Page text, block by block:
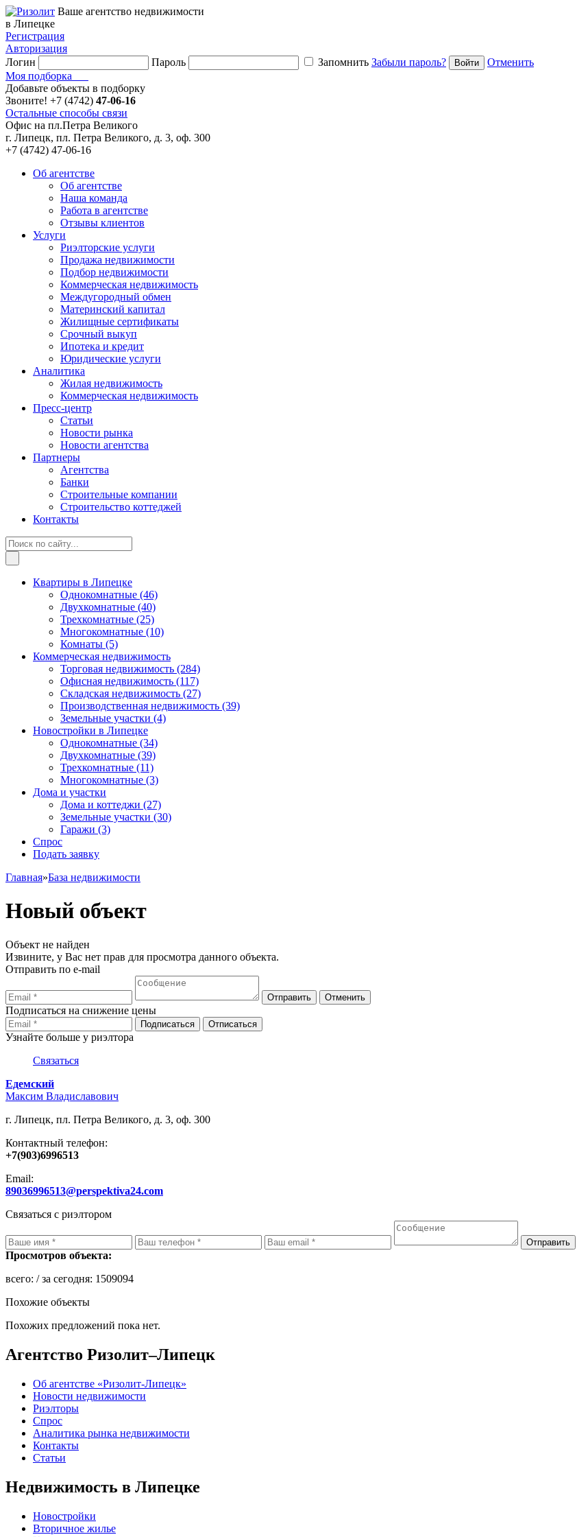
Ваше агентство недвижимости
в Липецке
Регистрация
Авторизация
Логин
Пароль Запомнить Забыли пароль?
Отменить
Моя подборка
Добавьте объекты в подборку
Звоните! +7 (4742) 47-06-16
Остальные способы связи
Офис на пл.Петра Великого
г. Липецк, пл. Петра Великого, д. 3, оф. 300
+7 (4742) 47-06-16
Об агентстве
Об агентстве
Наша команда
Работа в агентстве
Отзывы клиентов
Услуги
Риэлторские услуги
Продажа недвижимости
Подбор недвижимости
Коммерческая недвижимость
Междугородный обмен
Материнский капитал
Жилищные сертификаты
Срочный выкуп
Ипотека и кредит
Юридические услуги
Аналитика
Жилая недвижимость
Коммерческая недвижимость
Пресс-центр
Статьи
Новости рынка
Новости агентства
Партнеры
Агентства
Банки
Строительные компании
Строительство коттеджей
Контакты
Квартиры в Липецке
Однокомнатные (46)
Двухкомнатные (40)
Трехкомнатные (25)
Многокомнатные (10)
Комнаты (5)
Коммерческая недвижимость
Торговая недвижимость (284)
Офисная недвижимость (117)
Складская недвижимость (27)
Производственная недвижимость (39)
Земельные участки (4)
Новостройки в Липецке
Однокомнатные (34)
Двухкомнатные (39)
Трехкомнатные (11)
Многокомнатные (3)
Дома и участки
Дома и коттеджи (27)
Земельные участки (30)
Гаражи (3)
Спрос
Подать заявку
Главная»База недвижимости
Новый объект
Объект не найден
Извините, у Вас нет прав для просмотра данного объекта.
Отправить по e-mail
Подписаться на снижение цены
Узнайте больше у риэлтора
Связаться
Едемский
Максим Владиславович
г. Липецк, пл. Петра Великого, д. 3, оф. 300
Контактный телефон:
+7(903)6996513
Email:
89036996513@perspektiva24.com
Связаться с риэлтором
Просмотров объекта:
всего: / за сегодня: 1509094
Похожие объекты
Похожих предложений пока нет.
Агентство Ризолит–Липецк
Об агентстве «Ризолит-Липецк»
Новости недвижимости
Риэлторы
Спрос
Аналитика рынка недвижимости
Контакты
Статьи
Недвижимость в Липецке
Новостройки
Вторичное жилье